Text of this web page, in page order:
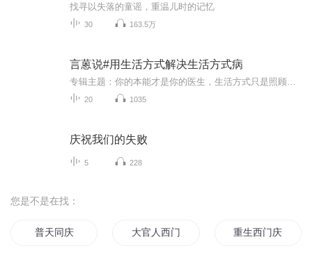
找寻以失落的童谣，重温儿时的记忆
30 163.5万
言蒽说#用生活方式解决生活方式病
20 1035
庆祝我们的失败
5 228
您是不是在找：
普天同庆 大官人西门庆 重生西门庆